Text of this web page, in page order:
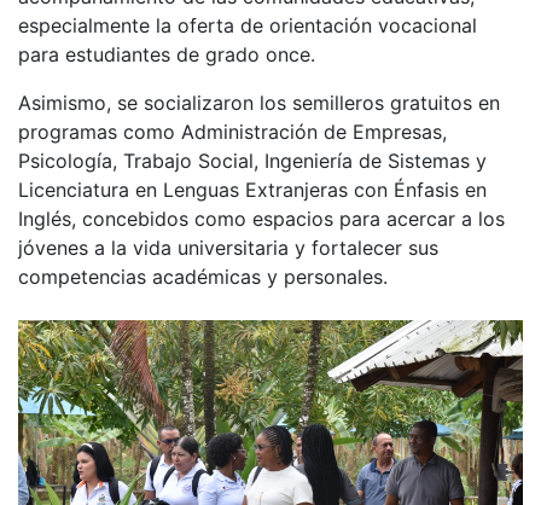
especialmente la oferta de orientación vocacional
para estudiantes de grado once.
Asimismo, se socializaron los semilleros gratuitos en
programas como Administración de Empresas,
Psicología, Trabajo Social, Ingeniería de Sistemas y
Licenciatura en Lenguas Extranjeras con Énfasis en
Inglés, concebidos como espacios para acercar a los
jóvenes a la vida universitaria y fortalecer sus
competencias académicas y personales.